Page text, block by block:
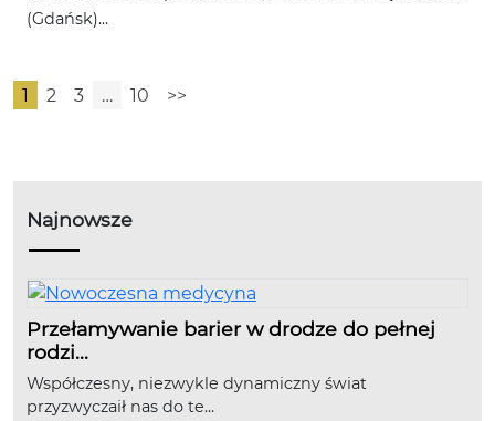
(Gdańsk)...
1 2 3 … 10 >>
Najnowsze
Przełamywanie barier w drodze do pełnej
rodzi...
Współczesny, niezwykle dynamiczny świat
przyzwyczaił nas do te...